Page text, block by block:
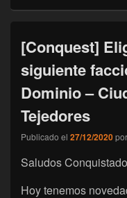
[Conquest]
siguiente
Dominio –
Tejedores
Publicado el 27/12/2020por
Saludos
Hoy tenemos